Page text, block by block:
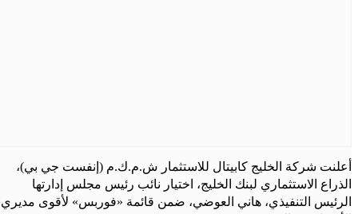
أعلنت شركة الخليج كابيتال للاستثمار ش.م.ك.م (إنفست جي بي)،
الذراع الاستثماري لبنك الخليج، اختيار نائب رئيس مجلس إدارتها
الرئيس التنفيذي، هاني العوضي، ضمن قائمة «فوربس» لأقوى مديري
Instagram
Twitter
LinkedIn